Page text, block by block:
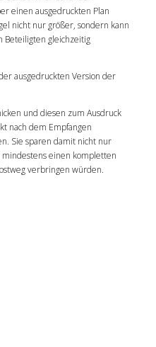
einen ausgedruckten Plan
nicht nur größer, sondern kann
Beteiligten gleichzeitig
ausgedruckten Version der
und diesen zum Ausdruck
nach dem Empfangen
Sie sparen damit nicht nur
einen kompletten
verbringen würden.